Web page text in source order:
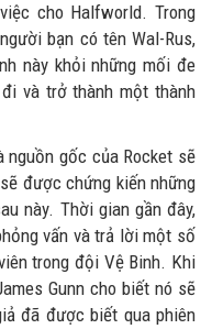
cho Halfworld. Trong
bạn có tên Wal-Rus,
này khỏi những mối đe
và trở thành một thành
nguồn gốc của Rocket sẽ
được chứng kiến những
này. Thời gian gần đây,
vấn và trả lời một số
trong đội Vệ Binh. Khi
Gunn cho biết nó sẽ
đã được biết qua phiên